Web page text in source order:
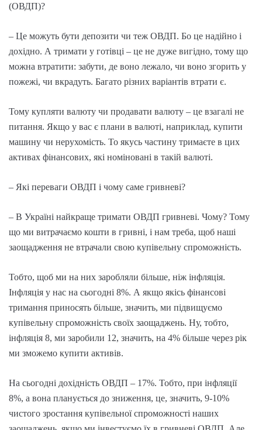
(ОВДП)?
– Це можуть бути депозити чи теж ОВДП. Бо це надійно і
дохідно. А тримати у готівці – це не дуже вигідно, тому що
можна втратити: забути, де воно лежало, чи воно згорить у
пожежі, чи вкрадуть. Багато різних варіантів втрати є.
Тому купляти валюту чи продавати валюту – це взагалі не
питання. Якщо у вас є плани в валюті, наприклад, купити
машину чи нерухомість. То якусь частину тримаєте в цих
активах фінансових, які номіновані в такій валюті.
– Які переваги ОВДП і чому саме гривневі?
– В Україні найкраще тримати ОВДП гривневі. Чому? Тому
що ми витрачаємо кошти в гривні, і нам треба, щоб наші
заощадження не втрачали свою купівельну спроможність.
Тобто, щоб ми на них заробляли більше, ніж інфляція.
Інфляція у нас на сьогодні 8%. А якщо якісь фінансові
тримання приносять більше, значить, ми підвищуємо
купівельну спроможність своїх заощаджень. Ну, тобто,
інфляція 8, ми заробили 12, значить, на 4% більше через рік
ми зможемо купити активів.
На сьогодні дохідність ОВДП – 17%. Тобто, при інфляції
8%, а вона планується до зниження, це, значить, 9-10%
чистого зростання купівельної спроможності наших